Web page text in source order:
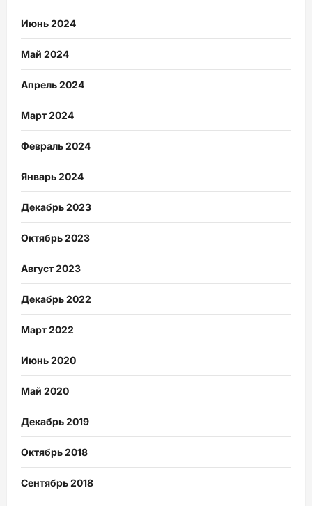
Июнь 2024
Май 2024
Апрель 2024
Март 2024
Февраль 2024
Январь 2024
Декабрь 2023
Октябрь 2023
Август 2023
Декабрь 2022
Март 2022
Июнь 2020
Май 2020
Декабрь 2019
Октябрь 2018
Сентябрь 2018